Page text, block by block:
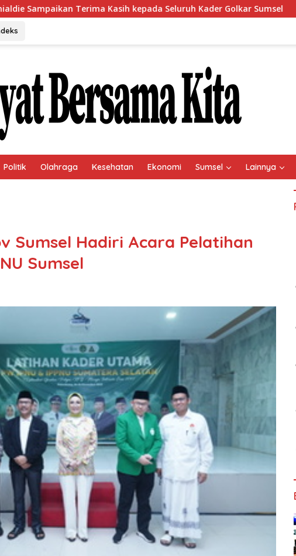
Kasih kepada Seluruh Kader Golkar Sumsel Perkuat Tata
Politik Olahraga Kesehatan Ekonomi Sumsel Lainnya
Sumsel Hadiri Acara Pelatihan
Sumsel